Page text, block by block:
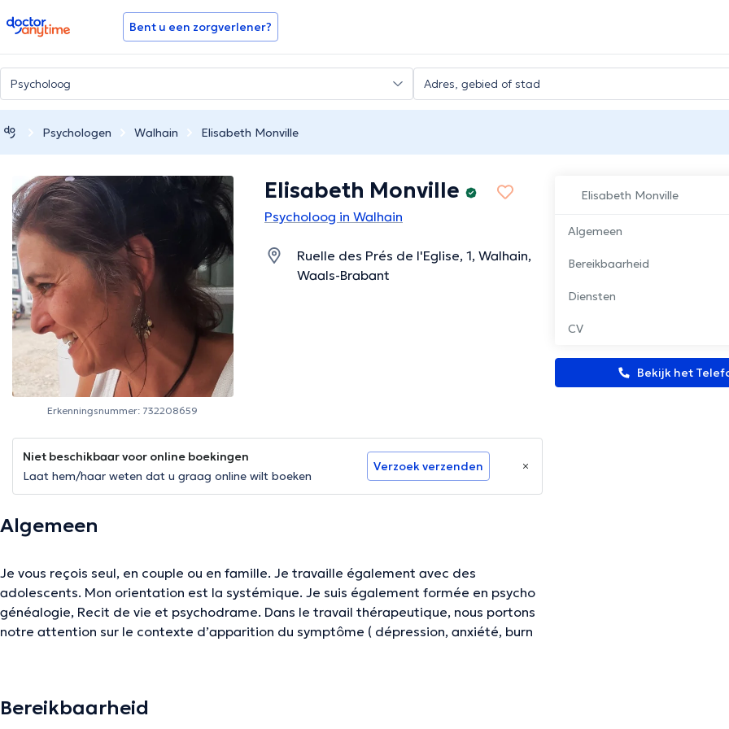
doctoranytime Bent u een zorgverlener?
Psychologen Walhain Elisabeth Monville
Elisabeth Monville
Algemeen
Bereikbaarheid
Diensten
CV
Bekijk het
Erkenningsnummer: 732208659
Elisabeth Monville
Psycholoog in Walhain
Ruelle des Prés de l'Eglise, 1, Walhain,
Waals-Brabant
Niet beschikbaar voor online boekingen
Laat hem/haar weten dat u graag online wilt boeken
Verzoek verzenden
Algemeen
Je vous reçois seul, en couple ou en famille. Je travaille également avec des
adolescents. Mon orientation est la systémique. Je suis également formée en psycho
généalogie, Recit de vie et psychodrame. Dans le travail thérapeutique, nous portons
notre attention sur le contexte d’apparition du symptôme ( dépression, anxiété, burn
Bereikbaarheid